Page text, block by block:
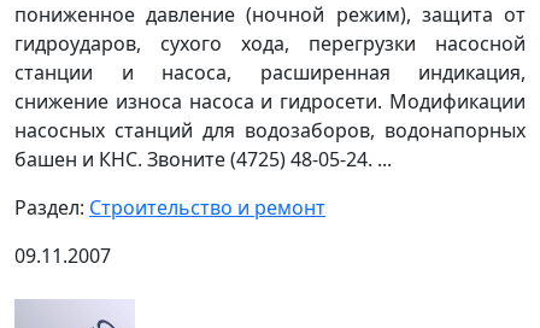
пониженное давление (ночной режим), защита от
гидроударов, сухого хода, перегрузки насосной
станции и насоса, расширенная индикация,
снижение износа насоса и гидросети. Модификации
насосных станций для водозаборов, водонапорных
башен и КНС. Звоните (4725) 48-05-24. ...
Раздел: Строительство и ремонт
09.11.2007